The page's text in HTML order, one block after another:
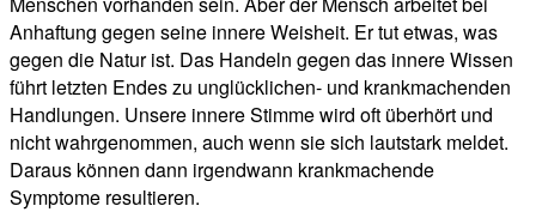
Anhaftung gegen seine innere Weisheit. Er tut etwas, was
gegen die Natur ist. Das Handeln gegen das innere Wissen
führt letzten Endes zu unglücklichen- und krankmachenden
Handlungen. Unsere innere Stimme wird oft überhört und
nicht wahrgenommen, auch wenn sie sich lautstark meldet.
Daraus können dann irgendwann krankmachende
Symptome resultieren.